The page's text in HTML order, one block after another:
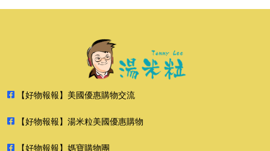
【好物報報】美國優惠購物交流
【好物報報】湯米粒美國優惠購物
【好物報報】媽寶購物團